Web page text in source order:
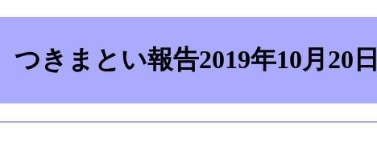
つきまとい報告2019年10月20